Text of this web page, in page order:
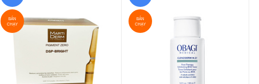
BÁN
CHẠY
BÁN
CHẠY